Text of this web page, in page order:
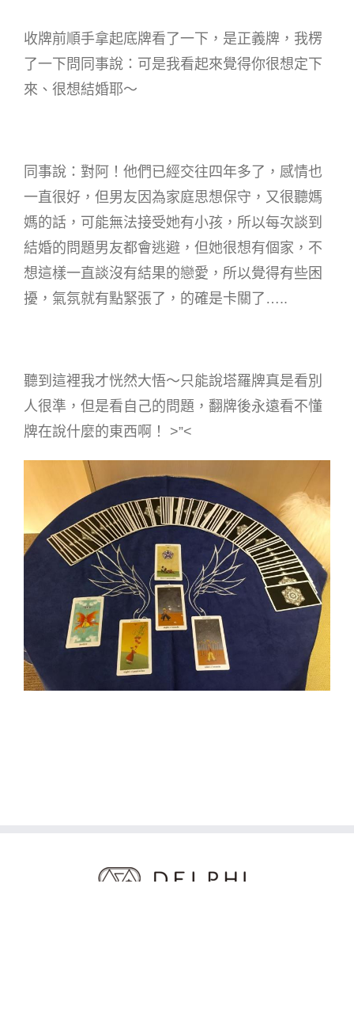
收牌前順手拿起底牌看了一下，是正義牌，我楞
了一下問同事說：可是我看起來覺得你很想定下
來、很想結婚耶～
同事說：對阿！他們已經交往四年多了，感情也
一直很好，但男友因為家庭思想保守，又很聽媽
媽的話，可能無法接受她有小孩，所以每次談到
結婚的問題男友都會逃避，但她很想有個家，不
想這樣一直談沒有結果的戀愛，所以覺得有些困
擾，氣氛就有點緊張了，的確是卡關了…..
聽到這裡我才恍然大悟～只能說塔羅牌真是看別
人很準，但是看自己的問題，翻牌後永遠看不懂
牌在說什麼的東西啊！ >”<